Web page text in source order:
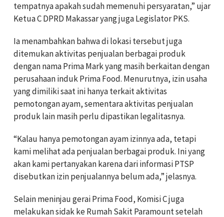
tempatnya apakah sudah memenuhi persyaratan,” ujar
Ketua C DPRD Makassar yang juga Legislator PKS.
Ia menambahkan bahwa di lokasi tersebut juga
ditemukan aktivitas penjualan berbagai produk
dengan nama Prima Mark yang masih berkaitan dengan
perusahaan induk Prima Food. Menurutnya, izin usaha
yang dimiliki saat ini hanya terkait aktivitas
pemotongan ayam, sementara aktivitas penjualan
produk lain masih perlu dipastikan legalitasnya.
“Kalau hanya pemotongan ayam izinnya ada, tetapi
kami melihat ada penjualan berbagai produk. Ini yang
akan kami pertanyakan karena dari informasi PTSP
disebutkan izin penjualannya belum ada,” jelasnya.
Selain meninjau gerai Prima Food, Komisi C juga
melakukan sidak ke Rumah Sakit Paramount setelah